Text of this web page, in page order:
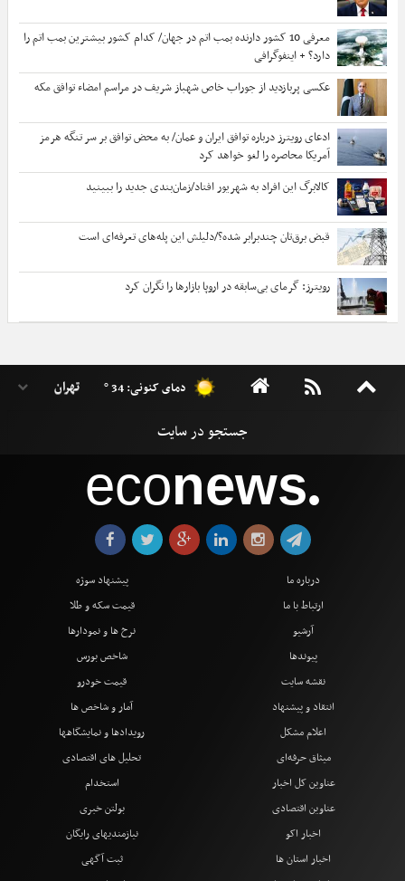
معرفی 10 کشور دارنده بمب اتم در جهان/ کدام کشور بیشترین بمب اتم را
دارد؟ + اینفوگرافی
عکسی پربازدید از جوراب‌ خاص شهباز شریف در مراسم امضاء توافق‌ مکه
ادعای رویترز درباره توافق ایران و عمان/ به محض توافق بر سر تنگه هرمز
آمریکا محاصره را لغو خواهد کرد
کالابرگ این افراد به شهریور افتاد/زمان‌بندی جدید را ببینید
قبض برق‌تان چندبرابر شده؟/دلیلش این پله‌های تعرفه‌ای است
رویترز: گرمای بی‌سابقه در اروپا بازارها را نگران کرد
دمای کنونی: 34 °
econews●
درباره ما
ارتباط با ما
آرشیو
پیوندها
نقشه سایت
انتقاد و پیشنهاد
اعلام مشکل
میثاق حرفه‌ای
پیشنهاد سوژه
قیمت سکه و طلا
نرخ ها و نمودارها
شاخص بورس
قیمت خودرو
آمار و شاخص ها
رویدادها و نمایشگاهها
تحلیل های اقتصادی
عناوین کل اخبار
عناوین اقتصادی
اخبار اکو
اخبار استان ها
استخدام
بولتن خبری
نیازمندیهای رایگان
ثبت آگهی